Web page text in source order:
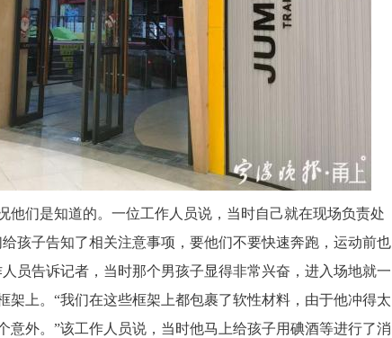
们是知道的。一位工作人员说，当时自己就在现场负责处
孩子告知了相关注意事项，要他们不要快速奔跑，运动前也
员告诉记者， 当时那个男孩子显得非常兴奋，进入场地就一
架上。 “我们在这些框架上都包裹了软性材料，由于他冲得太
意外。”该工作人员说，当时他马上给孩子用碘酒等进行了消